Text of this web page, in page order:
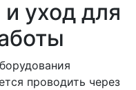
уход для
проводить через